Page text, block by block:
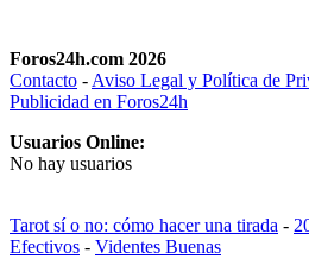
Foros24h.com 2026
Contacto - Aviso Legal y Política de
Publicidad en Foros24h
Usuarios Online:
No hay usuarios
Tarot sí o no: cómo hacer una tirada -
Efectivos - Videntes Buenas